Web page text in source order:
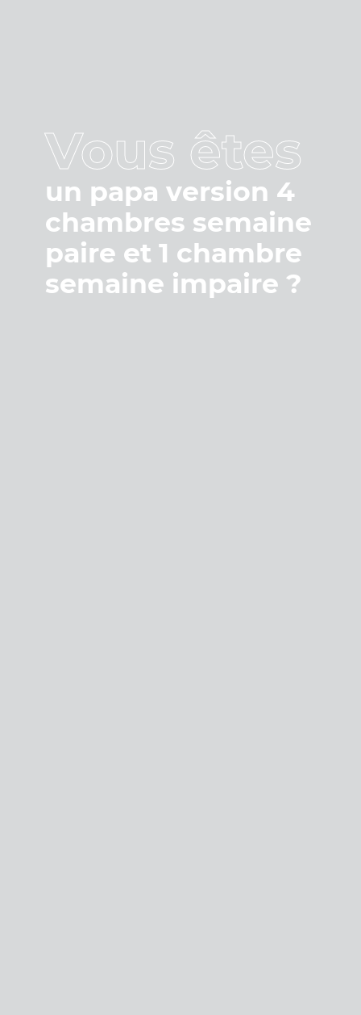
Vous êtes
un papa version 4
chambres semaine
paire et 1 chambre
semaine impaire ?
Vous êtes
Vous êtes
Vous êtes
Vous êtes